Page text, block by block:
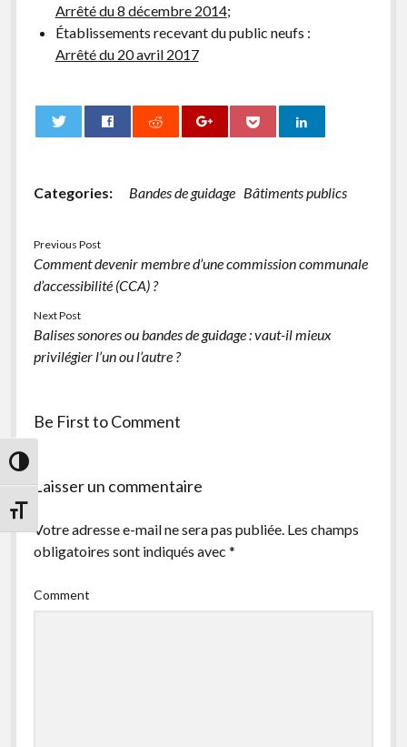
Passer en contraste élevé
Changer la taille de la police
Arrêté du 8 décembre 2014;
Établissements recevant du public neufs :
Arrêté du 20 avril 2017
Categories: Bandes de guidage Bâtiments publics
Previous Post
Comment devenir membre d’une commission communale
d’accessibilité (CCA) ?
Next Post
Balises sonores ou bandes de guidage : vaut-il mieux
privilégier l’un ou l’autre ?
Be First to Comment
Laisser un commentaire
Votre adresse e-mail ne sera pas publiée. Les champs
obligatoires sont indiqués avec *
Comment